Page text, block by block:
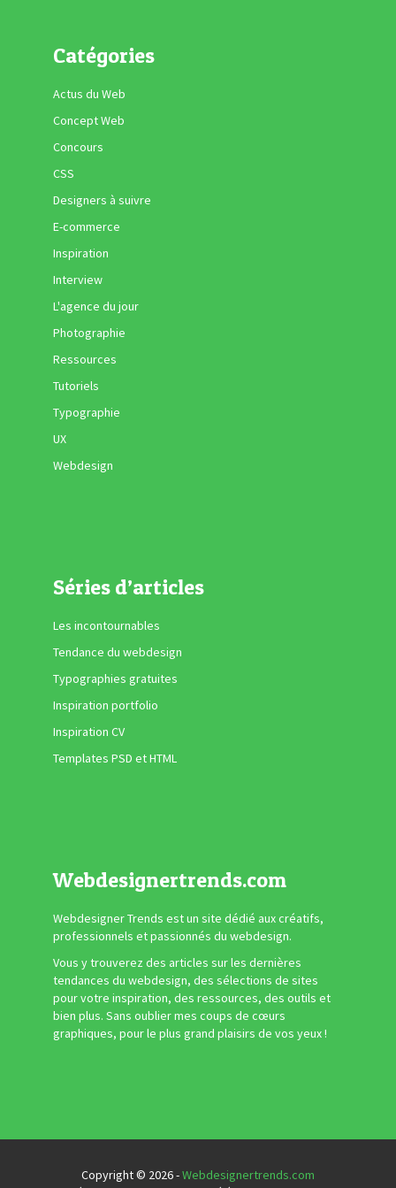
Catégories
Actus du Web
Concept Web
Concours
CSS
Designers à suivre
E-commerce
Inspiration
Interview
L'agence du jour
Photographie
Ressources
Tutoriels
Typographie
UX
Webdesign
Séries d’articles
Les incontournables
Tendance du webdesign
Typographies gratuites
Inspiration portfolio
Inspiration CV
Templates PSD et HTML
Webdesignertrends.com
Webdesigner Trends est un site dédié aux créatifs,
professionnels et passionnés du webdesign.
Vous y trouverez des articles sur les dernières
tendances du webdesign, des sélections de sites
pour votre inspiration, des ressources, des outils et
bien plus. Sans oublier mes coups de cœurs
graphiques, pour le plus grand plaisirs de vos yeux !
Copyright © 2026 -Webdesignertrends.com